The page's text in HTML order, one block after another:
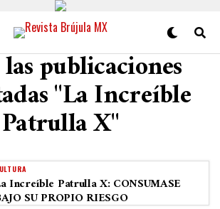
publicaciones
"La Increíble
Patrulla X"
Increíble Patrulla X: CONSUMASE
SU PROPIO RIESGO